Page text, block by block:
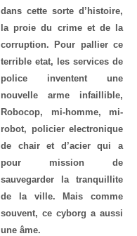
dans cette sorte d’histoire,
la proie du crime et de la
corruption. Pour pallier ce
terrible etat, les services de
police inventent une
nouvelle arme infaillible,
Robocop, mi-homme, mi-
robot, policier electronique
de chair et d’acier qui a
pour mission de
sauvegarder la tranquillite
de la ville. Mais comme
souvent, ce cyborg a aussi
une âme.